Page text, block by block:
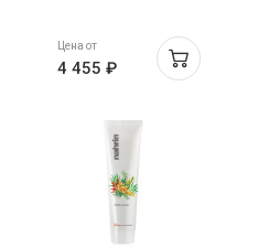
Цена от
4 455 ₽